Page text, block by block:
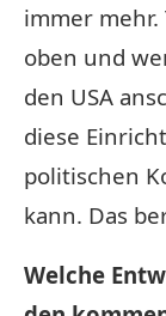
immer mehr.
oben und
den USA
diese
politischen
kann. Das
Welche